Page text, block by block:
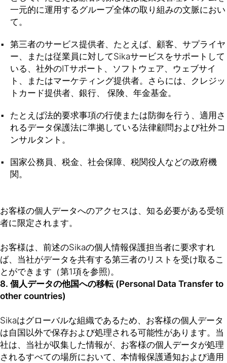
一元的に運用するグループ全体の取り組みの文脈におい
て。
第三者のサービス提供者、たとえば、顧客、サプライヤ
ー、または従業員に対してSikaサービスをサポートして
いる、社外のITサポート、ソフトウェア、ウェブサイ
ト、またはマーケティング提供者。さらには、クレジッ
トカード提供者、銀行、 保険、年金基金。
たとえば法的要求事項の行使または防御を行う、適用さ
れるデータ保護法に準拠している法律顧問および社外コ
ンサルタント。
国家公務員、税金、社会保障、税関役人などの政府機
関。
お客様の個人データへのアクセスは、知る必要がある受領
者に限定されます。
お客様は、前述のSikaの個人情報保護担当者に要求すれ
ば、当社がデータを共有する第三者のリストを受け取るこ
とができます（第1項を参照)。
8. 個人データの他国への移転 (Personal Data Transfer to
other countries)
Sikaはグローバルな組織であるため、お客様の個人データ
は自国以外で保存および処理される可能性があります。当
社は、当社が収集した情報が、お客様の個人データが処理
されるすべての場所において、本情報保護通知および適用